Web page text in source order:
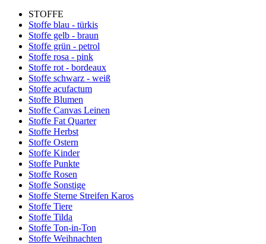
STOFFE
Stoffe blau - türkis
Stoffe gelb - braun
Stoffe grün - petrol
Stoffe rosa - pink
Stoffe rot - bordeaux
Stoffe schwarz - weiß
Stoffe acufactum
Stoffe Blumen
Stoffe Canvas Leinen
Stoffe Fat Quarter
Stoffe Herbst
Stoffe Ostern
Stoffe Kinder
Stoffe Punkte
Stoffe Rosen
Stoffe Sonstige
Stoffe Sterne Streifen Karos
Stoffe Tiere
Stoffe Tilda
Stoffe Ton-in-Ton
Stoffe Weihnachten